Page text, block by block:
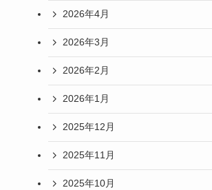
2026年4月
2026年3月
2026年2月
2026年1月
2025年12月
2025年11月
2025年10月